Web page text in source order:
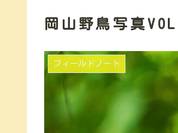
岡山野鳥写真
フィールドノート